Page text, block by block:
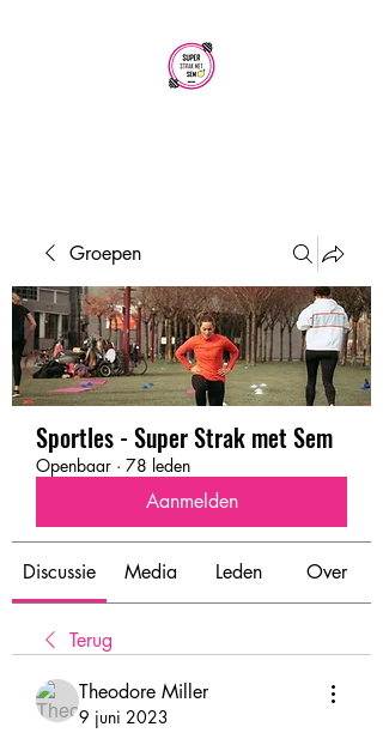
Groepen
Sportles - Super Strak met Sem
Openbaar · 78 leden
Aanmelden
Discussie Media Leden Over
Terug
Theodore Miller
9 juni 2023